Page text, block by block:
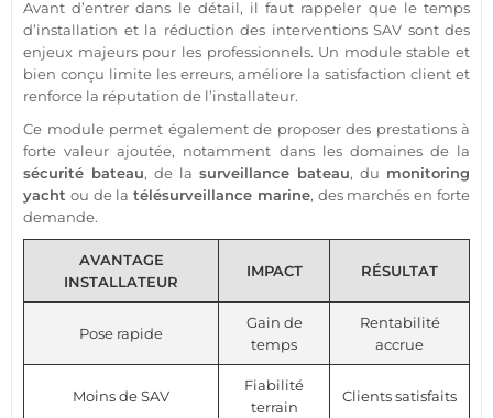
Avant d’entrer dans le détail, il faut rappeler que le temps
d’installation et la réduction des interventions SAV sont des
enjeux majeurs pour les professionnels. Un modulestable et
bien conçu limite les erreurs, améliore la satisfaction client et
renforce la réputation de l’installateur.
Ce modulepermet également de proposer des prestations à
forte valeur ajoutée, notamment dans les domaines de la
sécurité bateau, de la surveillance bateau, du monitoring
yacht ou de latélésurveillance marine, des marchés en forte
demande.
AVANTAGE
INSTALLATEUR
IMPACT RÉSULTAT
Pose rapide
Gain de
temps
Rentabilité
accrue
Moins de SAV
Fiabilité
terrain
Clients satisfaits